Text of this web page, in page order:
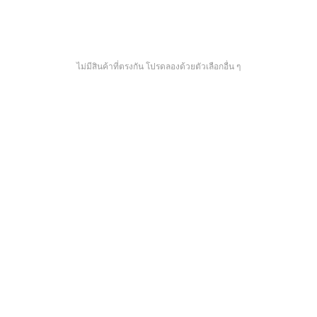
ไม่มีสินค้าที่ตรงกัน โปรดลองด้วยตัวเลือกอื่น ๆ